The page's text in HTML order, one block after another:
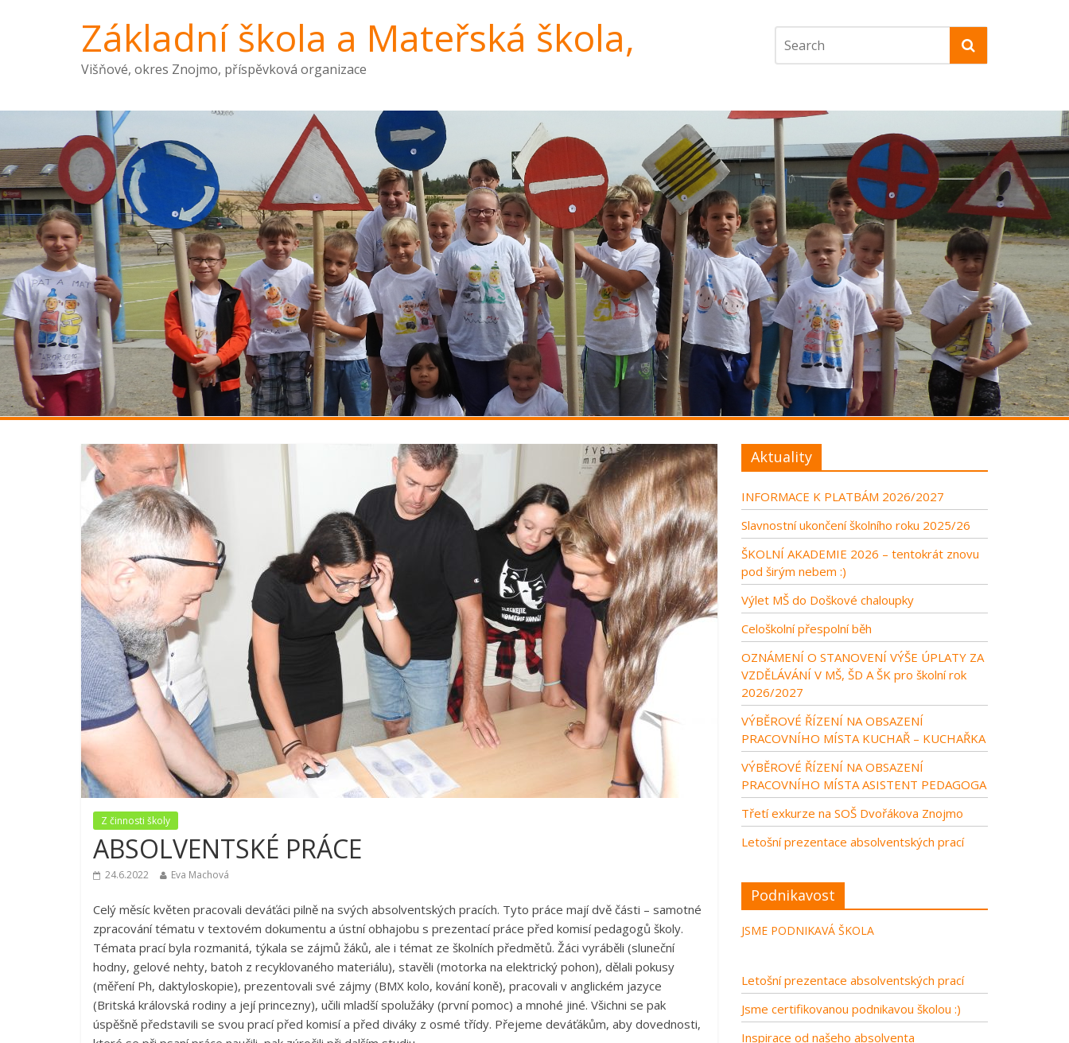
Základní škola a Mateřská škola,
Višňové, okres Znojmo, příspěvková organizace
Z činnosti školy
ABSOLVENTSKÉ PRÁCE
24.6.2022 Eva Machová
Celý měsíc květen pracovali deváťáci pilně na svých absolventských pracích. Tyto práce mají dvě části – samotné
zpracování tématu v textovém dokumentu a ústní obhajobu s prezentací práce před komisí pedagogů školy.
Témata prací byla rozmanitá, týkala se zájmů žáků, ale i témat ze školních předmětů. Žáci vyráběli (sluneční
hodny, gelové nehty, batoh z recyklovaného materiálu), stavěli (motorka na elektrický pohon), dělali pokusy
(měření Ph, daktyloskopie), prezentovali své zájmy (BMX kolo, kování koně), pracovali v anglickém jazyce
(Britská královská rodiny a její princezny), učili mladší spolužáky (první pomoc) a mnohé jiné. Všichni se pak
úspěšně představili se svou prací před komisí a před diváky z osmé třídy. Přejeme deváťákům, aby dovednosti,
Aktuality
INFORMACE K PLATBÁM 2026/2027
Slavnostní ukončení školního roku 2025/26
ŠKOLNÍ AKADEMIE 2026 – tentokrát znovu
pod širým nebem :)
Výlet MŠ do Doškové chaloupky
Celoškolní přespolní běh
OZNÁMENÍ O STANOVENÍ VÝŠE ÚPLATY ZA
VZDĚLÁVÁNÍ V MŠ, ŠD A ŠK pro školní rok
2026/2027
VÝBĚROVÉ ŘÍZENÍ NA OBSAZENÍ
PRACOVNÍHO MÍSTA KUCHAŘ – KUCHAŘKA
VÝBĚROVÉ ŘÍZENÍ NA OBSAZENÍ
PRACOVNÍHO MÍSTA ASISTENT PEDAGOGA
Třetí exkurze na SOŠ Dvořákova Znojmo
Letošní prezentace absolventských prací
Podnikavost
JSME PODNIKAVÁ ŠKOLA
Letošní prezentace absolventských prací
Jsme certifikovanou podnikavou školou :)
Inspirace od našeho absolventa